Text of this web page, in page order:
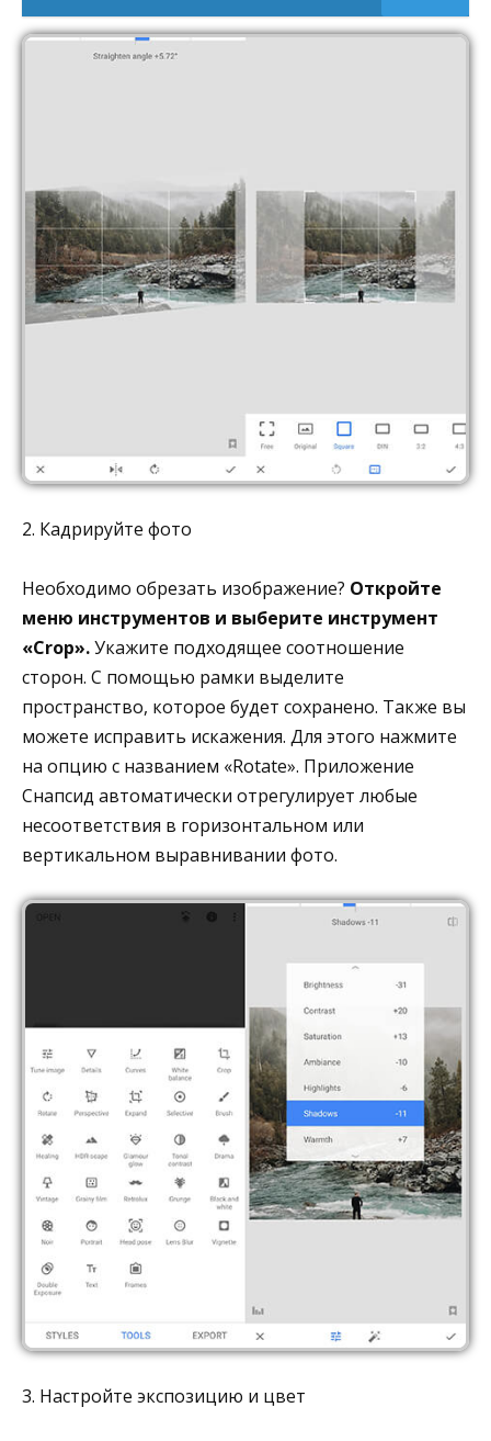
2. Кадрируйте фото
Необходимо обрезать изображение? Откройте
меню инструментов и выберите инструмент
«Crop».Укажите подходящее соотношение
сторон. С помощью рамки выделите
пространство, которое будет сохранено. Также вы
можете исправить искажения. Для этого нажмите
на опцию с названием «Rotate». Приложение
Снапсид автоматически отрегулирует любые
несоответствия в горизонтальном или
вертикальном выравнивании фото.
3. Настройте экспозицию и цвет